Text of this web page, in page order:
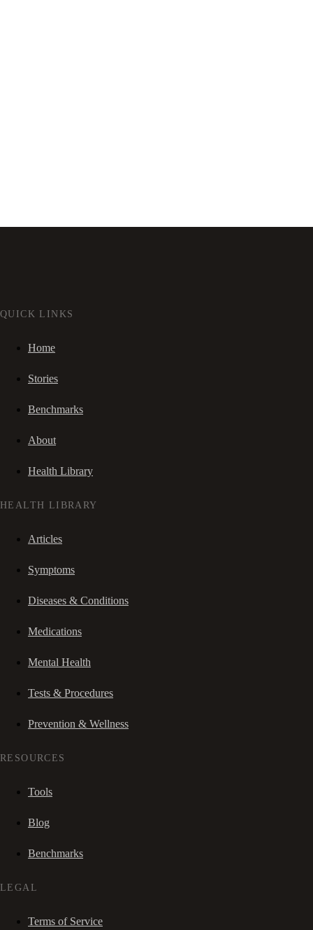
QUICK LINKS
Home
Stories
Benchmarks
About
Health Library
HEALTH LIBRARY
Articles
Symptoms
Diseases & Conditions
Medications
Mental Health
Tests & Procedures
Prevention & Wellness
RESOURCES
Tools
Blog
Benchmarks
LEGAL
Terms of Service